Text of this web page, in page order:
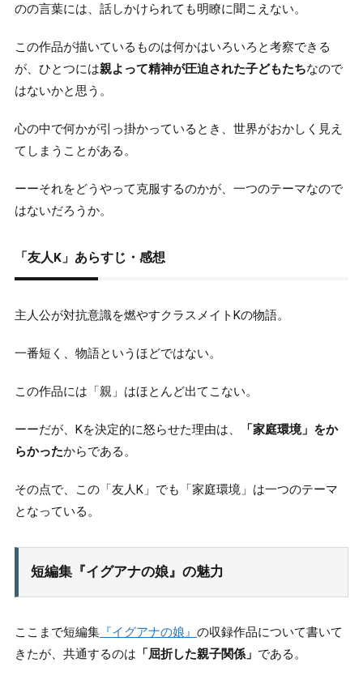
のの言葉には、話しかけられても明瞭に聞こえない。
この作品が描いているものは何かはいろいろと考察できる
が、ひとつには親よって精神が圧迫された子どもたちなので
はないかと思う。
心の中で何かが引っ掛かっているとき、世界がおかしく見え
てしまうことがある。
ーーそれをどうやって克服するのかが、一つのテーマなので
はないだろうか。
「友人K」あらすじ・感想
主人公が対抗意識を燃やすクラスメイトKの物語。
一番短く、物語というほどではない。
この作品には「親」はほとんど出てこない。
ーーだが、Kを決定的に怒らせた理由は、
「家庭環境」をか
らかったからである。
その点で、この「友人K」でも「家庭環境」は一つのテーマ
となっている。
短編集『イグアナの娘』の魅力
ここまで短編集『イグアナの娘』 の収録作品について書いて
きたが、共通するのは 「屈折した親子関係」 である。